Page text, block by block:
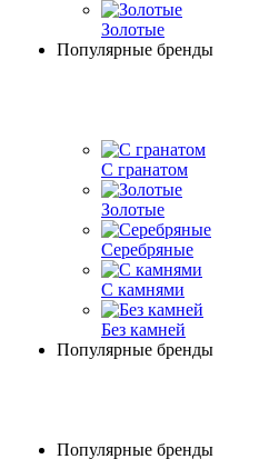
Золотые
Популярные бренды
С гранатом
Золотые
Серебряные
С камнями
Без камней
Популярные бренды
Популярные бренды